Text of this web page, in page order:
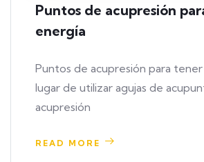
Puntos de acupresión
energía
Puntos de acupresión para tener
lugar de utilizar agujas de
acupresión
READ MORE